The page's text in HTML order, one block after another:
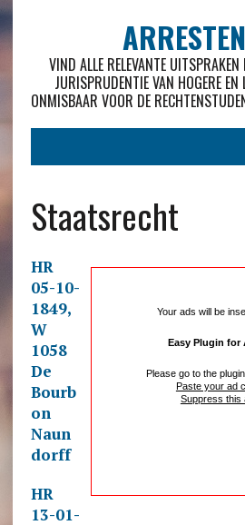
VIND ALLE RELEVANTE UITSPRAKEN
JURISPRUDENTIE VAN HOGERE EN
ONMISBAAR VOOR DE
Staatsrecht
Your ads will be
Easy Plugin for
Please go to the
Paste your ad
Suppress this
HR
05-10-
1849,
W
1058
De
Bourb
on
Naun
dorff
HR
13-01-